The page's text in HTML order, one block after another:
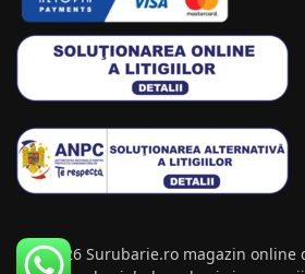
© 2026 Surubarie.ro magazin online